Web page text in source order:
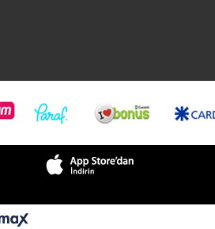
Sezon : YAZLIK
Renk
Sezon